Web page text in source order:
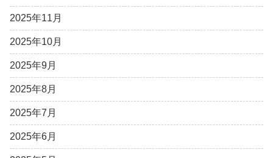
2025年11月
2025年10月
2025年9月
2025年8月
2025年7月
2025年6月